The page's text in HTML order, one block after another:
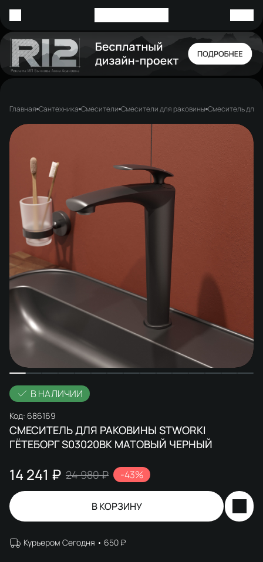
Главная Сантехника Смесители Смесители для раковины Смеситель для
В НАЛИЧИИ
Код: 686169
СМЕСИТЕЛЬ ДЛЯ РАКОВИНЫ STWORKI
ГЁТЕБОРГ S03020BK МАТОВЫЙ ЧЕРНЫЙ
14 241 ₽ 24 980 ₽ -43%
В КОРЗИНУ
Курьером Сегодня 650 ₽